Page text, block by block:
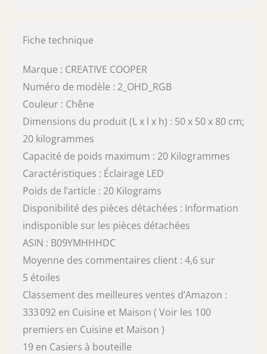
Fiche technique
Marque : CREATIVE COOPER
Numéro de modèle : 2_OHD_RGB
Couleur : Chêne
Dimensions du produit (L x l x h) : 50 x 50 x 80 cm;
20 kilogrammes
Capacité de poids maximum : 20 Kilogrammes
Caractéristiques : Éclairage LED
Poids de l’article : 20 Kilograms
Disponibilité des pièces détachées : Information
indisponible sur les pièces détachées
ASIN : B09YMHHHDC
Moyenne des commentaires client : 4,6 sur
5 étoiles
Classement des meilleures ventes d’Amazon :
333 092 en Cuisine et Maison ( Voir les 100
premiers en Cuisine et Maison )
19 en Casiers à bouteille